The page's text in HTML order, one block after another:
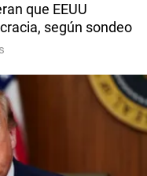
que EEUU
según sondeo